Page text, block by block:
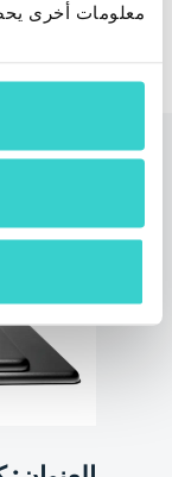
معلومات أخرى